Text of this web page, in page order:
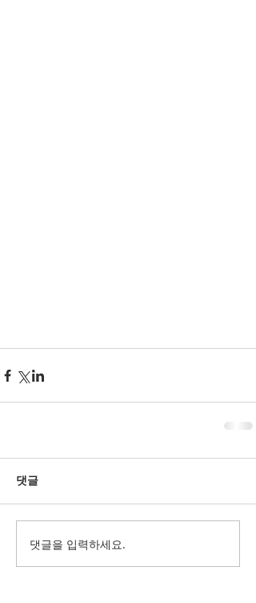
댓글
댓글을 입력하세요.